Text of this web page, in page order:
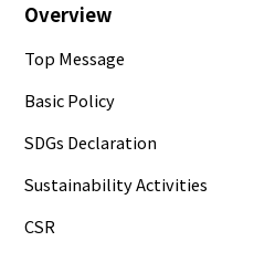
Overview
Top Message
Basic Policy
SDGs Declaration
Sustainability Activities
CSR